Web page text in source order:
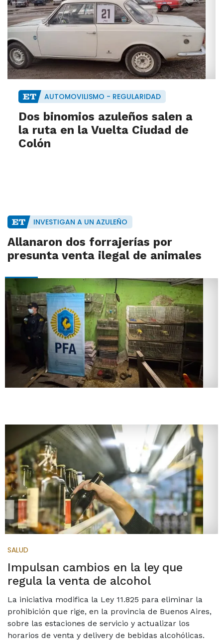
AUTOMOVILISMO - REGULARIDAD
Dos binomios azuleños salen a
la ruta en la Vuelta Ciudad de
Colón
INVESTIGAN A UN AZULEÑO
Allanaron dos forrajerías por
presunta venta ilegal de animales
SALUD
Impulsan cambios en la ley que
regula la venta de alcohol
La iniciativa modifica la Ley 11.825 para eliminar la
prohibición que rige, en la provincia de Buenos Aires,
sobre las estaciones de servicio y actualizar los
horarios de venta y delivery de bebidas alcohólicas.